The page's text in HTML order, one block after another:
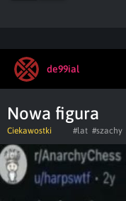
de99ial
Nowa figura
Ciekawostki #lat #szachy